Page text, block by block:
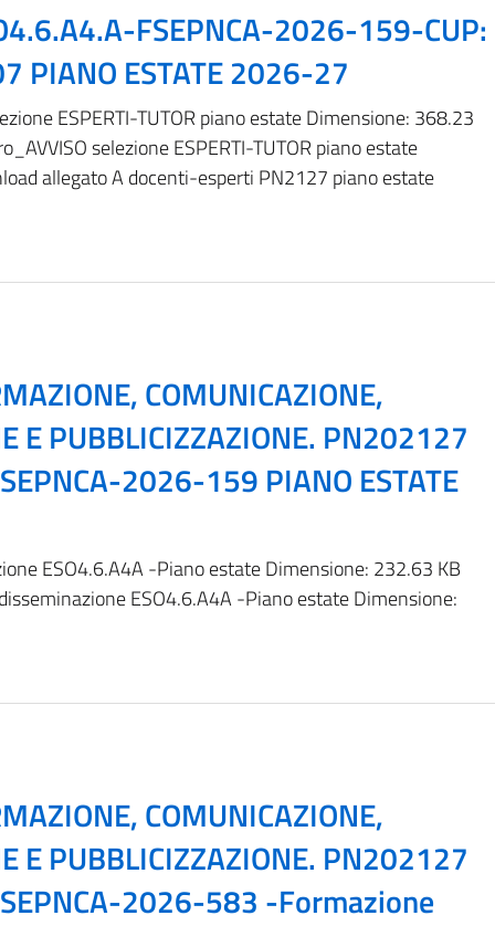
FSEPNCA-2026-159-CUP:
PIANO ESTATE 2026-27
ESPERTI-TUTOR piano estate Dimensione: 368.23
selezione ESPERTI-TUTOR piano estate
allegato A docenti-esperti PN2127 piano estate
COMUNICAZIONE,
E PUBBLICIZZAZIONE. PN202127
2026-159 PIANO ESTATE
ESO4.6.A4A -Piano estate Dimensione: 232.63 KB
ESO4.6.A4A -Piano estate Dimensione:
COMUNICAZIONE,
E PUBBLICIZZAZIONE. PN202127
2026-583 -Formazione